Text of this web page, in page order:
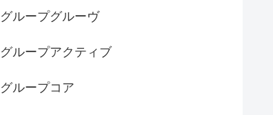
グループグルーヴ
グループアクティブ
グループコア